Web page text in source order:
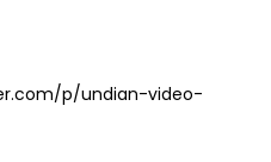
p/undian-video-